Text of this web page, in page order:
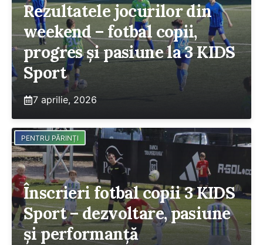
Rezultatele jocurilor din
weekend – fotbal copii,
progres și pasiune la 3 KIDS
Sport
7 aprilie, 2026
PENTRU PĂRINȚI
Înscrieri fotbal copii 3 KIDS
Sport – dezvoltare, pasiune
și performanță